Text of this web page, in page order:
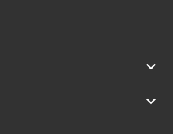
keyboard_arrow_down
keyboard_arrow_down